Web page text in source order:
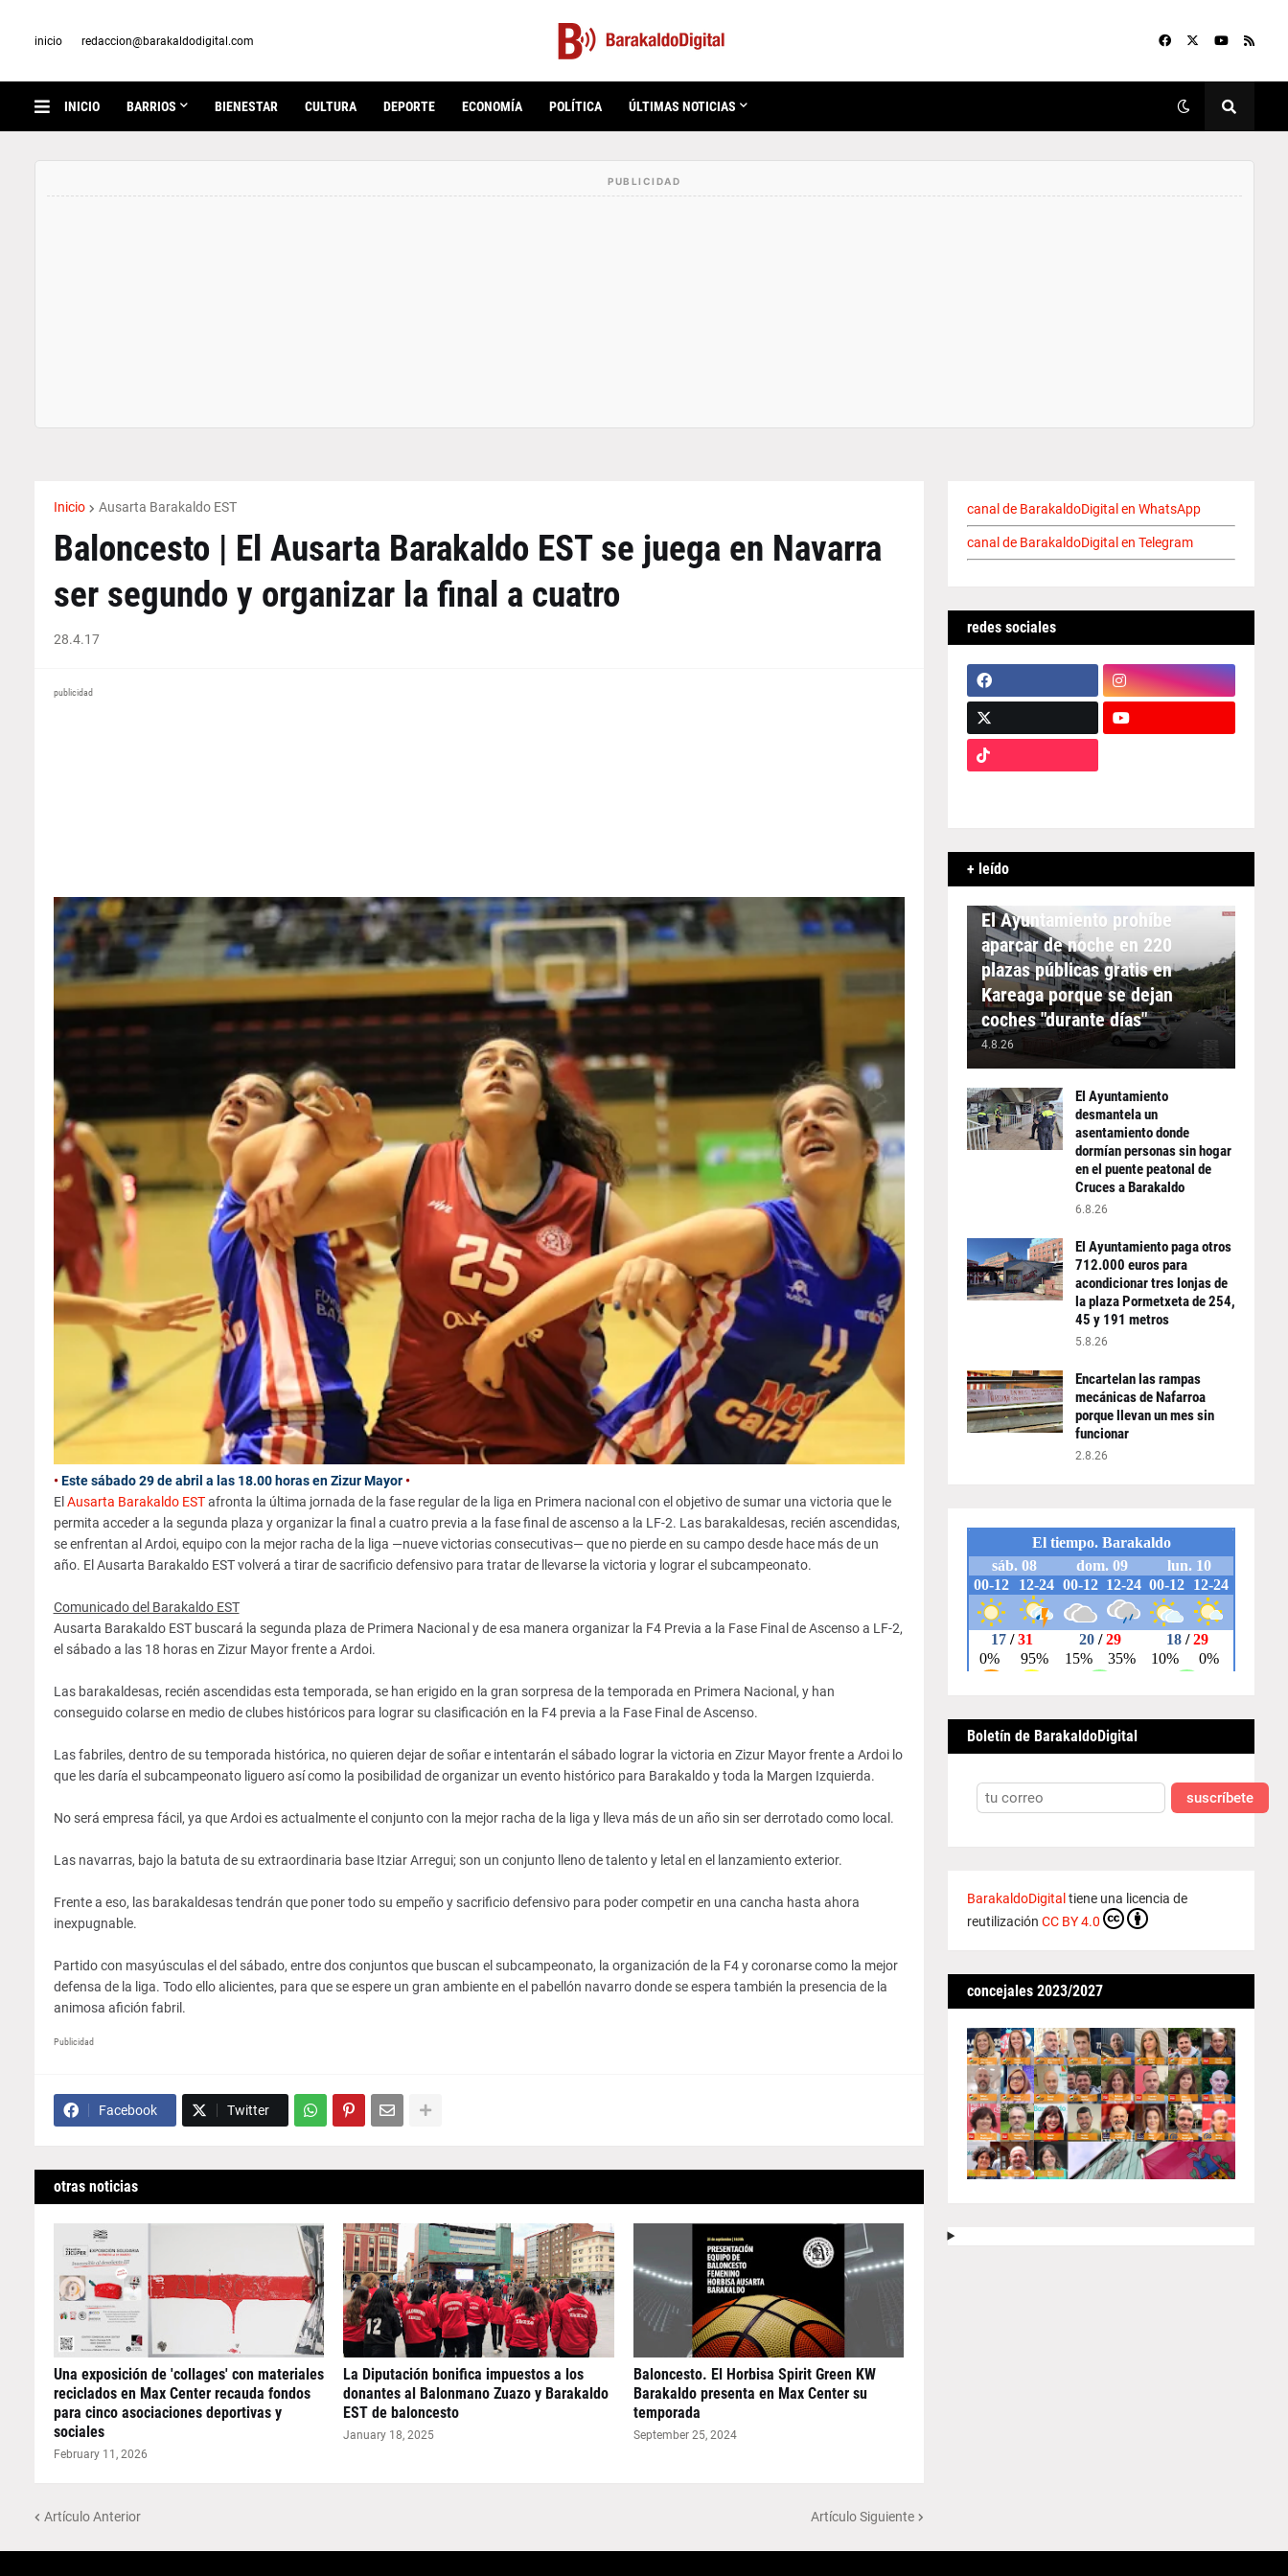
inicio redaccion@barakaldodigital.com
INICIO BARRIOS BIENESTAR CULTURA DEPORTE ECONOMÍA POLÍTICA ÚLTIMAS NOTICIAS
Inicio Ausarta Barakaldo EST
Baloncesto | El Ausarta Barakaldo EST se juega en Navarra
ser segundo y organizar la final a cuatro
28.4.17
publicidad
•Este sábado 29 de abril a las 18.00 horas en Zizur Mayor•
El Ausarta Barakaldo ESTafronta la última jornada de la fase regular de la liga en Primera nacional con el objetivo de sumar una victoria que le
permita acceder a la segunda plaza y organizar la final a cuatro previa a la fase final de ascenso a la LF-2. Las barakaldesas, recién ascendidas,
se enfrentan al Ardoi, equipo con la mejor racha de la liga —nueve victorias consecutivas— que no pierde en su campo desde hace más de un
año. El Ausarta Barakaldo EST volverá a tirar de sacrificio defensivo para tratar de llevarse la victoria y lograr el subcampeonato.
Comunicado del Barakaldo EST
Ausarta Barakaldo EST buscará la segunda plaza de Primera Nacional y de esa manera organizar la F4 Previa a la Fase Final de Ascenso a LF-2,
el sábado a las 18 horas en Zizur Mayor frente a Ardoi.
Las barakaldesas, recién ascendidas esta temporada, se han erigido en la gran sorpresa de la temporada en Primera Nacional, y han
conseguido colarse en medio de clubes históricos para lograr su clasificación en la F4 previa a la Fase Final de Ascenso.
Las fabriles, dentro de su temporada histórica, no quieren dejar de soñar e intentarán el sábado lograr la victoria en Zizur Mayor frente a Ardoi lo
que les daría el subcampeonato liguero así como la posibilidad de organizar un evento histórico para Barakaldo y toda la Margen Izquierda.
No será empresa fácil, ya que Ardoi es actualmente el conjunto con la mejor racha de la liga y lleva más de un año sin ser derrotado como local.
Las navarras, bajo la batuta de su extraordinaria base Itziar Arregui; son un conjunto lleno de talento y letal en el lanzamiento exterior.
Frente a eso, las barakaldesas tendrán que poner todo su empeño y sacrificio defensivo para poder competir en una cancha hasta ahora
inexpugnable.
Partido con masyúsculas el del sábado, entre dos conjuntos que buscan el subcampeonato, la organización de la F4 y coronarse como la mejor
defensa de la liga. Todo ello alicientes, para que se espere un gran ambiente en el pabellón navarro donde se espera también la presencia de la
animosa afición fabril.
Publicidad
Facebook Twitter
otras noticias
Una exposición de 'collages' con materiales
reciclados en Max Center recauda fondos
para cinco asociaciones deportivas y
sociales
February 11, 2026
La Diputación bonifica impuestos a los
donantes al Balonmano Zuazo y Barakaldo
EST de baloncesto
January 18, 2025
Baloncesto. El Horbisa Spirit Green KW
Barakaldo presenta en Max Center su
temporada
September 25, 2024
Artículo Anterior Artículo Siguiente
canal de BarakaldoDigital en WhatsApp
canal de BarakaldoDigital en Telegram
redes sociales
+ leído
APARCAMIENTO
El Ayuntamiento prohíbe
aparcar de noche en 220
plazas públicas gratis en
Kareaga porque se dejan
coches "durante días"
4.8.26
El Ayuntamiento
desmantela un
asentamiento donde
dormían personas sin hogar
en el puente peatonal de
Cruces a Barakaldo
6.8.26
El Ayuntamiento paga otros
712.000 euros para
acondicionar tres lonjas de
la plaza Pormetxeta de 254,
45 y 191 metros
5.8.26
Encartelan las rampas
mecánicas de Nafarroa
porque llevan un mes sin
funcionar
2.8.26
Boletín de BarakaldoDigital
suscríbete
BarakaldoDigital tiene una licencia de
reutilización CC BY 4.0
concejales 2023/2027